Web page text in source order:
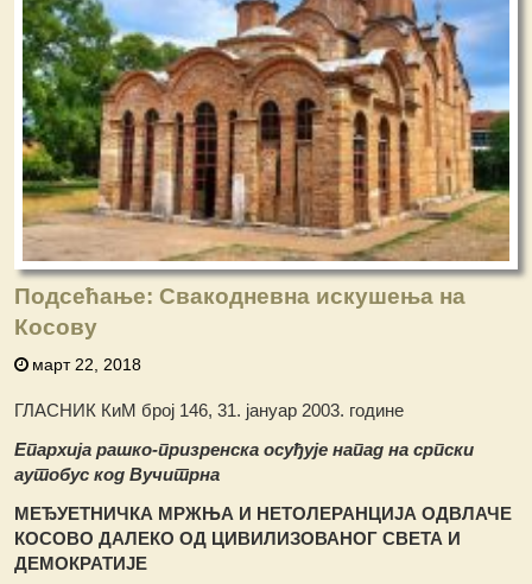
Подсећање: Свакодневна искушења на
Косову
март 22, 2018
ГЛАСНИК КиМ број 146, 31. јануар 2003. године
Епархија рашко-призренска осуђује напад на српски
аутобус код Вучитрна
МЕЂУЕТНИЧКА МРЖЊА И НЕТОЛЕРАНЦИЈА ОДВЛАЧЕ
КОСОВО ДАЛЕКО ОД ЦИВИЛИЗОВАНОГ СВЕТА И
ДЕМОКРАТИЈЕ